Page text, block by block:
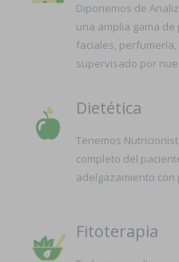
Diponemos de
una amplia gama
faciales,
supervisado por
Dietética
Tenemos
completo del
adelgazamiento
Fitoterapia